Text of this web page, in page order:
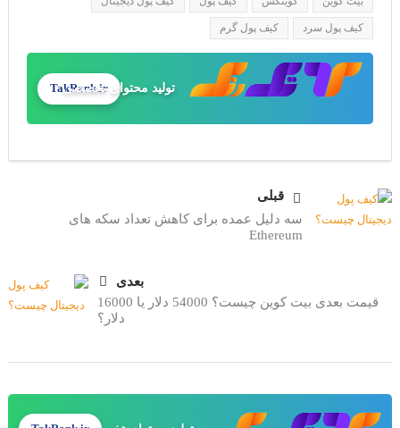
کیف پول سرد کیف پول گرم
طراحی سایت حرفه‌ای
تولید محتوای تخصصی
TakRank.ir
قبلی
سه دلیل عمده برای کاهش تعداد سکه های
Ethereum
بعدی
قیمت بعدی بیت کوین چیست؟ 54000 دلار یا 16000
دلار؟
تولید محتوای تخصصی